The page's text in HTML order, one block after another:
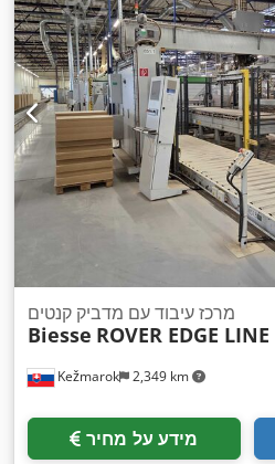
Kežmarok 2,349 km
מרכז עיבוד עם מדביק קנטים
Biesse ROVER EDGE LINE
מידע על מחיר